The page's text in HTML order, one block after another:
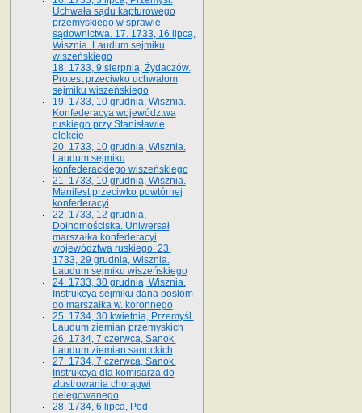
Uchwała sądu kapturowego
przemyskiego w sprawie
sądownictwa. 17. 1733, 16 lipca,
Wisznia. Laudum sejmiku
wiszeńskiego
18. 1733, 9 sierpnia, Żydaczów.
Protest przeciwko uchwałom
sejmiku wiszeńskiego
19. 1733, 10 grudnia, Wisznia.
Konfederacya województwa
ruskiego przy Stanisławie
elekcie
20. 1733, 10 grudnia, Wisznia.
Laudum sejmiku
konfederackiego wiszeńskiego
21. 1733, 10 grudnia, Wisznia.
Manifest przeciwko powtórnej
konfederacyi
22. 1733, 12 grudnia,
Dołhomościska. Uniwersał
marszałka konfederacyi
województwa ruskiego. 23.
1733, 29 grudnia, Wisznia.
Laudum sejmiku wiszeńskiego
24. 1733, 30 grudnia, Wisznia.
Instrukcya sejmiku dana posłom
do marszałka w. koronnego
25. 1734, 30 kwietnia, Przemyśl.
Laudum ziemian przemyskich
26. 1734, 7 czerwca, Sanok.
Laudum ziemian sanockich
27. 1734, 7 czerwca, Sanok.
Instrukcya dla komisarza do
zlustrowania chorągwi
delegowanego
28. 1734, 6 lipca, Pod